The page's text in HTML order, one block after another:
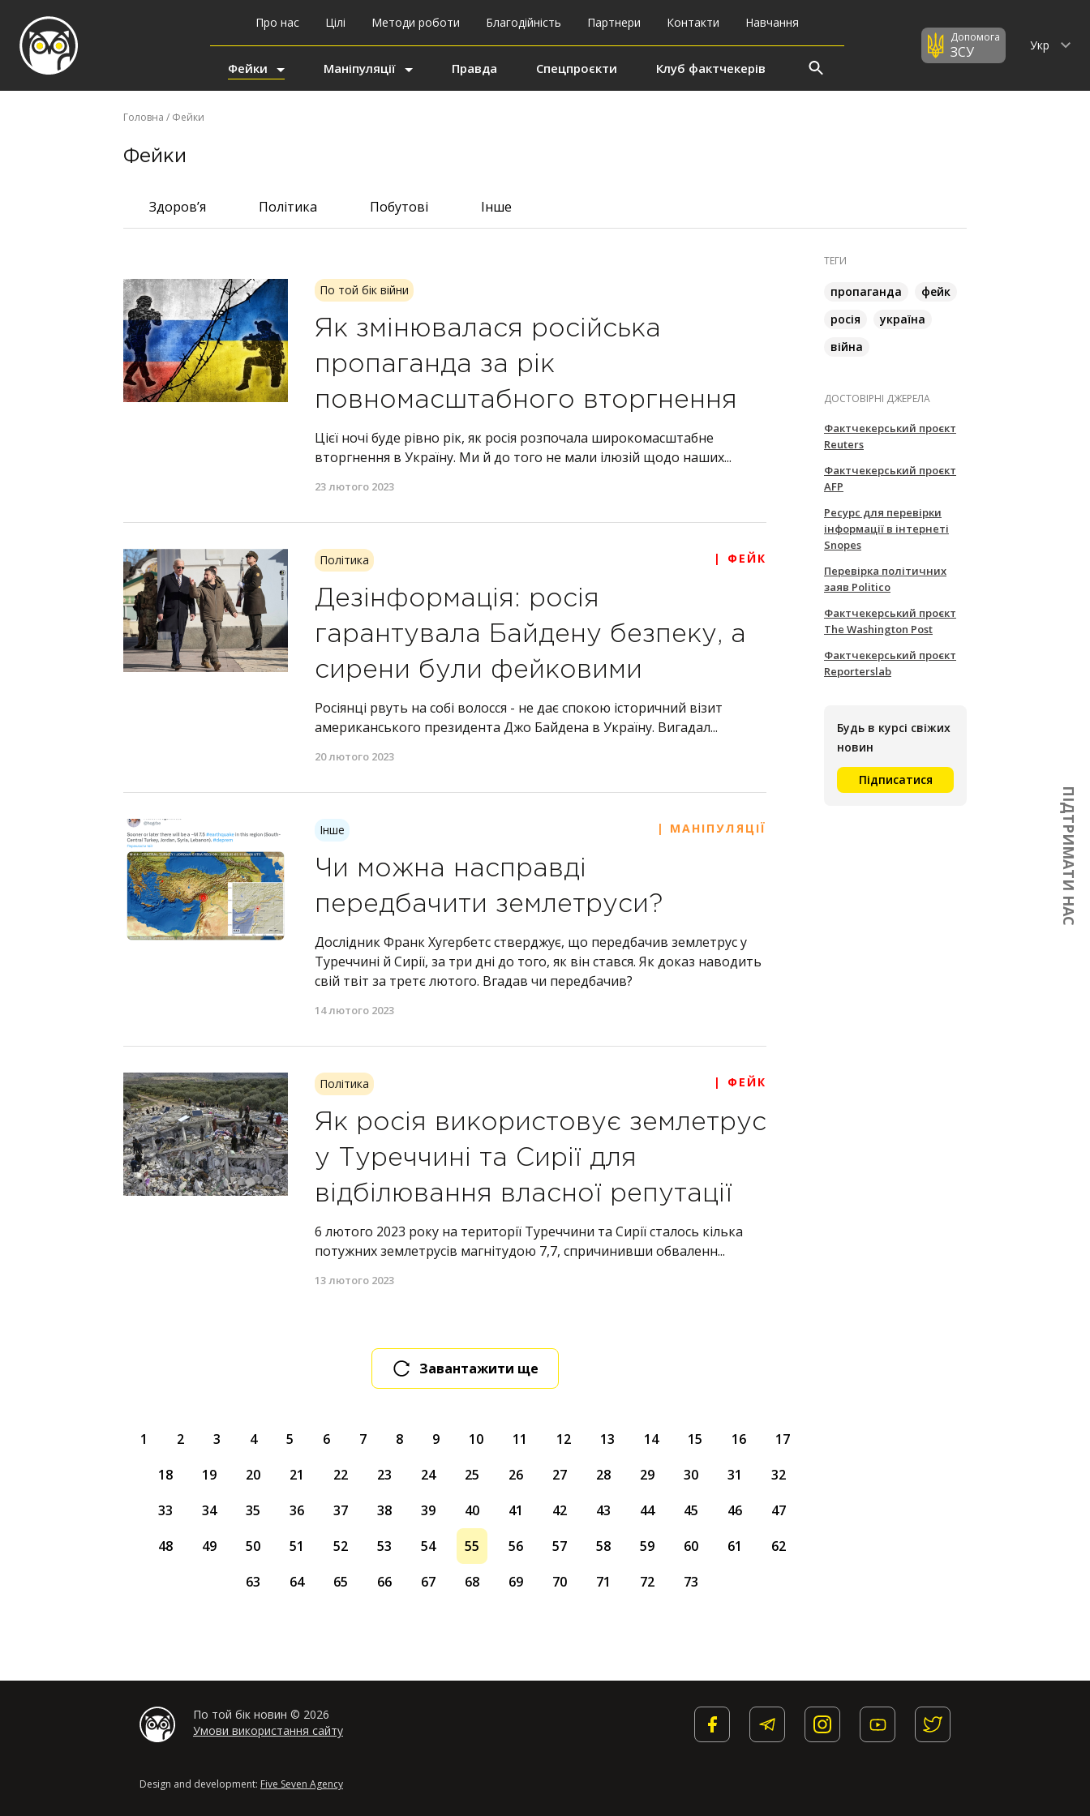
ПІДТРИМАТИ НАС
Про нас Цілі Методи роботи Благодійність Партнери Контакти Навчання
Фейки Маніпуляції Правда Спецпроєкти Клуб фактчекерів
Допомога
ЗСУ Укр
Головна / Фейки
Фейки
Здоров’я Політика Побутові Інше
По той бік війни
Як змінювалася російська
пропаганда за рік
повномасштабного вторгнення
Цієї ночі буде рівно рік, як росія розпочала широкомасштабне
вторгнення в Україну. Ми й до того не мали ілюзій щодо наших...
23 лютого 2023
Політика | ФЕЙК
Дезінформація: росія
гарантувала Байдену безпеку, а
сирени були фейковими
Росіянці рвуть на собі волосся - не дає спокою історичний візит
американського президента Джо Байдена в Україну. Вигадал...
20 лютого 2023
Інше | МАНІПУЛЯЦІЇ
Чи можна насправді
передбачити землетруси?
Дослідник Франк Хугербетс стверджує, що передбачив землетрус у
Туреччині й Сирії, за три дні до того, як він стався. Як доказ наводить
свій твіт за третє лютого. Вгадав чи передбачив?
14 лютого 2023
Політика | ФЕЙК
Як росія використовує землетрус
у Туреччині та Сирії для
відбілювання власної репутації
6 лютого 2023 року на території Туреччини та Сирії сталось кілька
потужних землетрусів магнітудою 7,7, спричинивши обваленн...
13 лютого 2023
Завантажити ще
1 2 3 4 5 6 7 8 9 10 11 12 13 14 15 16
17
18
19 20 21 22 23 24 25 26 27 28 29 30 31
32
33
34 35 36 37 38 39 40 41 42 43 44 45 46
47
48
49 50 51 52 53 54 55 56 57 58 59 60 61
62
63
64 65 66 67 68 69 70 71 72 73
ТЕГИ
пропаганда
фейк
росія
україна
війна
ДОСТОВІРНІ ДЖЕРЕЛА
Фактчекерський проєкт
Reuters
Фактчекерський проєкт
AFP
Ресурс для перевірки
інформації в інтернеті
Snopes
Перевірка політичних
заяв Politico
Фактчекерський проєкт
The Washington Post
Фактчекерський проєкт
Reporterslab
Будь в курсі свіжих
новин
Підписатися
По той бік новин © 2026
Умови використання сайту
Design and development: Five Seven Agency